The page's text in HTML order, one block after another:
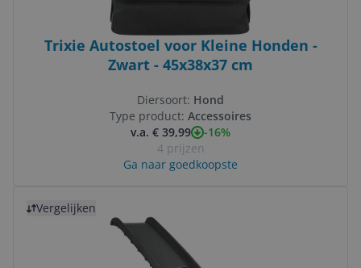
Trixie Autostoel voor Kleine Honden -
Zwart - 45x38x37 cm
Diersoort: Hond
Type product: Accessoires
v.a. € 39,99
-16%
4 prijzen
Ga naar goedkoopste
Vergelijken